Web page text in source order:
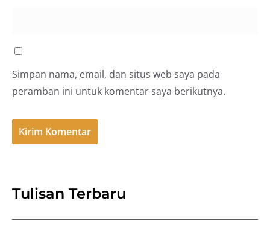
Simpan nama, email, dan situs web saya pada
peramban ini untuk komentar saya berikutnya.
Tulisan Terbaru